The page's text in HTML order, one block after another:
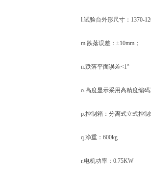
l.试验台外形尺寸：1370-
m.跌落误差：
n.跌落平面误差<1°
o.高度显示采用高精
p.控制箱：分离式立式控
q.净重：600kg
r.电机功率：0.75KW